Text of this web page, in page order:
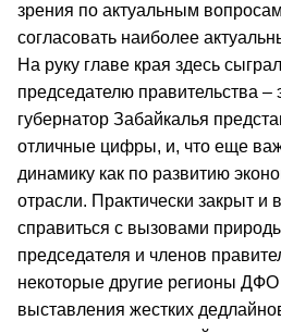
зрения по актуальным
согласовать наиболее
На руку главе края здесь
председателю правительства –
губернатор Забайкалья
отличные цифры, и, что еще
динамику как по развитию
отрасли. Практически закрыт и
справиться с вызовами
председателя и членов
некоторые другие регионы
выставления жестких